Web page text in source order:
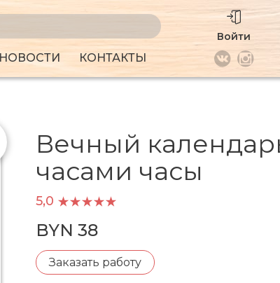
Войти
НОВОСТИ КОНТАКТЫ
Вечный
часами часы
5,0
BYN 38
Заказать работу